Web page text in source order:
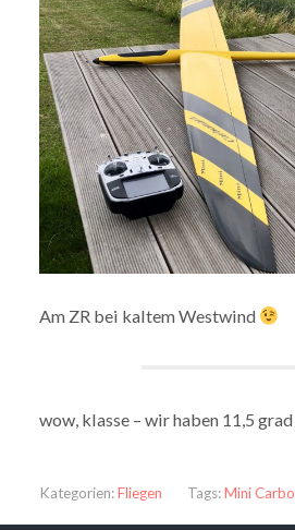
Am ZR bei kaltem Westwind
wow, klasse – wir haben 11,5
Kategorien:Fliegen Tags:Mini